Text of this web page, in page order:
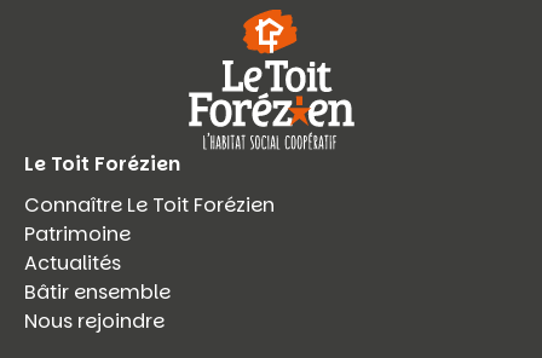
Le Toit Forézien
Connaître Le Toit Forézien
Patrimoine
Actualités
Bâtir ensemble
Nous rejoindre